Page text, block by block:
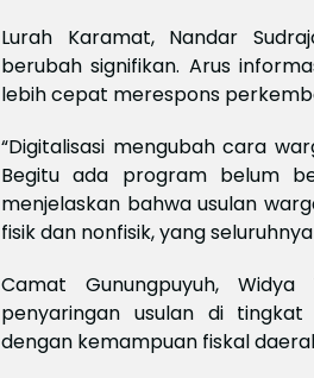
Lurah Karamat, Nandar
berubah signifikan. Arus
lebih cepat merespons
“Digitalisasi mengubah cara
Begitu ada program belum
menjelaskan bahwa usulan
fisik dan nonfisik, yang
Camat Gunungpuyuh,
penyaringan usulan di
dengan kemampuan fiskal